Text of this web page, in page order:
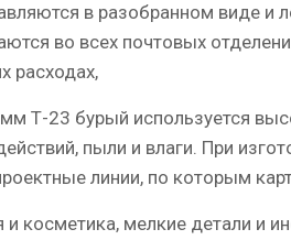
в разобранном виде и
во всех почтовых
расходах,
Т-23 бурый используется
пыли и влаги. При
линии, по которым
мелкие детали и